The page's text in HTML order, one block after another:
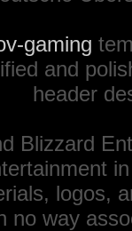
gaming
and
header
Blizzard
logos,
no way